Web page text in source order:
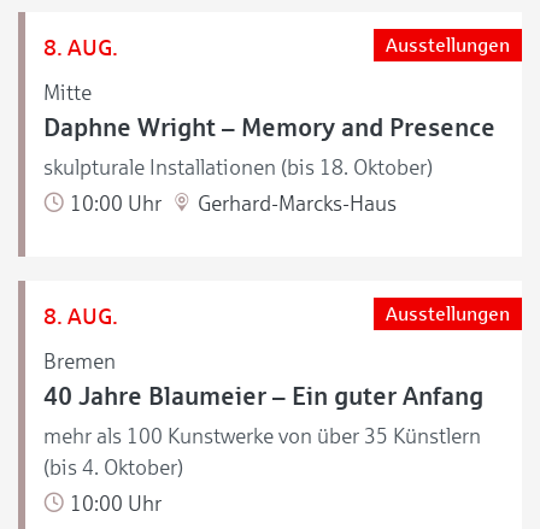
8. AUG.
Mitte
Ausstellungen
Daphne Wright – Memory and Presence
skulpturale Installationen (bis 18. Oktober)
10:00 Uhr
Gerhard-Marcks-Haus
8. AUG.
Bremen
Ausstellungen
40 Jahre Blaumeier – Ein guter Anfang
mehr als 100 Kunstwerke von über 35 Künstlern
(bis 4. Oktober)
10:00 Uhr